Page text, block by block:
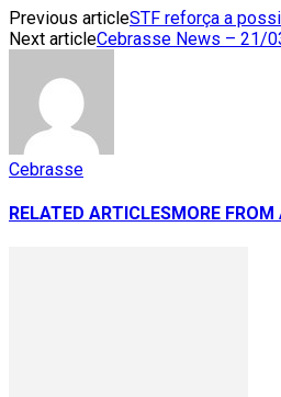
Previous articleSTF reforça a
Next articleCebrasse News – 21/
Cebrasse
RELATED ARTICLESMORE